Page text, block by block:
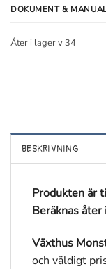
DOKUMENT &
Åter i lager v 34
BESKRIVNING
Produkten är
Beräknas
Växthus
och väldigt